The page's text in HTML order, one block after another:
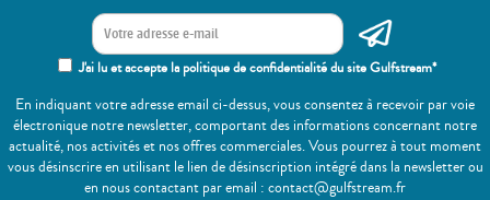
J'ai lu et accepte la politique de confidentialité du site Gulfstream*
En indiquant votre adresse email ci-dessus, vous consentez à recevoir par voie
électronique notre newsletter, comportant des informations concernant notre
actualité, nos activités et nos offres commerciales. Vous pourrez à tout moment
vous désinscrire en utilisant le lien de désinscription intégré dans la newsletter ou
en nous contactant par email : contact@gulfstream.fr